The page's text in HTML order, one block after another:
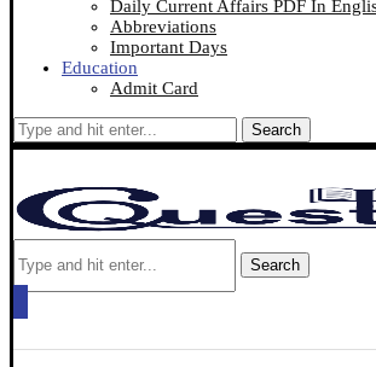
Daily Current Affairs PDF In
Abbreviations
Important Days
Education
Admit Card
Search
Search